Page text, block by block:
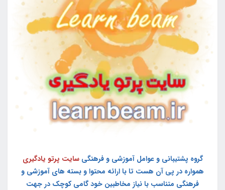
گروه پشتیبانی و عوامل آموزشی و فرهنگی سایت پرتو یادگیری
همواره در پی آن هست تا با ارائه محتوا و بسته های آموزشی و
فرهنگی متناسب با نیاز مخاطبین خود گامی کوچک در جهت